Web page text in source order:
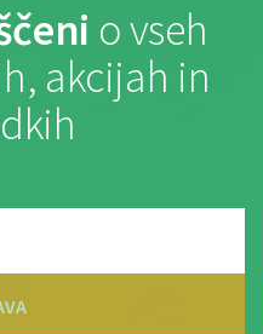
o vseh
akcijah in